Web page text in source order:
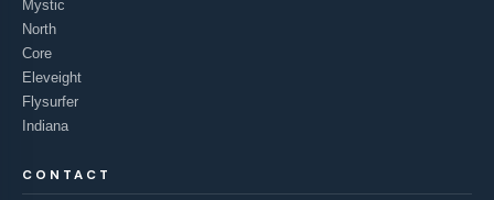
Mystic
North
Core
Eleveight
Flysurfer
Indiana
CONTACT